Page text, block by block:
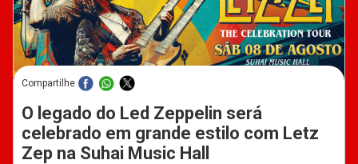
Compartilhe
O legado do Led Zeppelin será
celebrado em grande estilo com Letz
Zep na Suhai Music Hall